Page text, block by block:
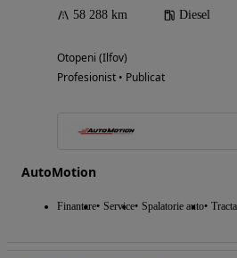
58 288 km Diesel
Otopeni (Ilfov)
Profesionist • Publicat
AutoMotion
Finantare Service Spalatorie auto